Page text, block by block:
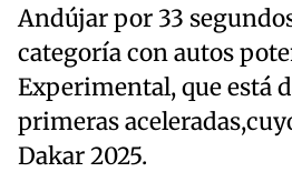
Andújar por 33
categoría con autos
Experimental, que está
primeras
Dakar 2025.